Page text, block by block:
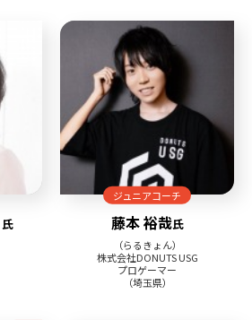
氏
ジュニアコーチ
藤本 裕哉氏
（らるきょん）
株式会社DONUTS USG
プロゲーマー
（埼玉県）